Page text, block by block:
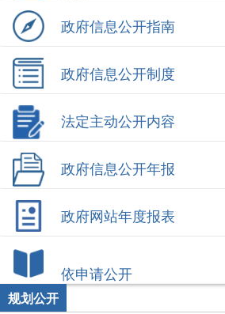
政府信息公开指南
政府信息公开制度
法定主动公开内容
政府信息公开年报
政府网站年度报表
依申请公开
规划公开